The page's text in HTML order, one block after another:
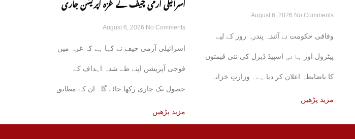
کا باضابطہ اعلانAugust 6, 2026 No Comments
وفاقی حکومت نے آئندہ پندرہ روز کے لیے
پیٹرول اور ہائی اسپیڈ ڈیزل کی نئی قیمتوں
کا باضابطہ اعلان کر دیا ہے۔ وزارتِ خزانہ
کی
مزید پڑھیں
اسرائیلی آرمی چیف نے غزہ آپریشن جاری
رکھنے کے عزم کا اظہار کر دیا
August 6, 2026 No Comments
اسرائیلی آرمی چیف نے کہا ہے کہ غزہ میں
فوجی آپریشن اپنے طے شدہ اہداف کے
حصول تک جاری رکھا جائے گا۔ ان کے مطابق
مزید پڑھیں